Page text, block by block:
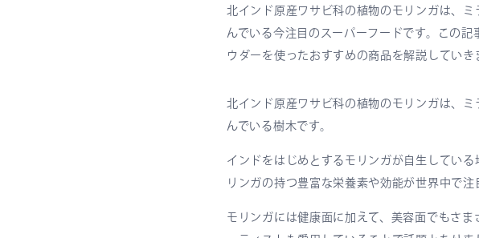
北インド原産ワサビ科の植物のモリンガは、
んでいる今注目のスーパーフードです。この
ウダーを使ったおすすめの商品を解説していき
北インド原産ワサビ科の植物のモリンガは、
んでいる樹木です。
インドをはじめとするモリンガが自生してい
リンガの持つ豊富な栄養素や効能が世界中で
モリンガには健康面に加えて、美容面でもさ